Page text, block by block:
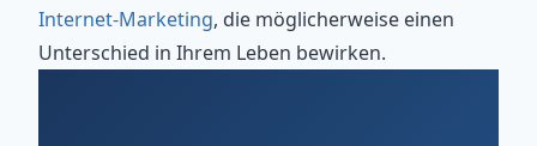
Internet-Marketing, die möglicherweise einen
Unterschied in Ihrem Leben bewirken.